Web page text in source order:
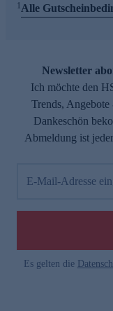
1Alle
Newsletter
Ich möchte den
Trends,
Dankeschön
Abmeldung ist
E-Mail-Adresse
Es gelten die